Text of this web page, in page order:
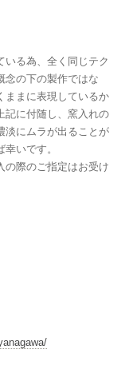
いる為、全く同じテク
念の下の製作ではな
ままに表現しているか
記に付随し、窯入れの
淡にムラが出ることが
いです。
の際のご指定はお受け